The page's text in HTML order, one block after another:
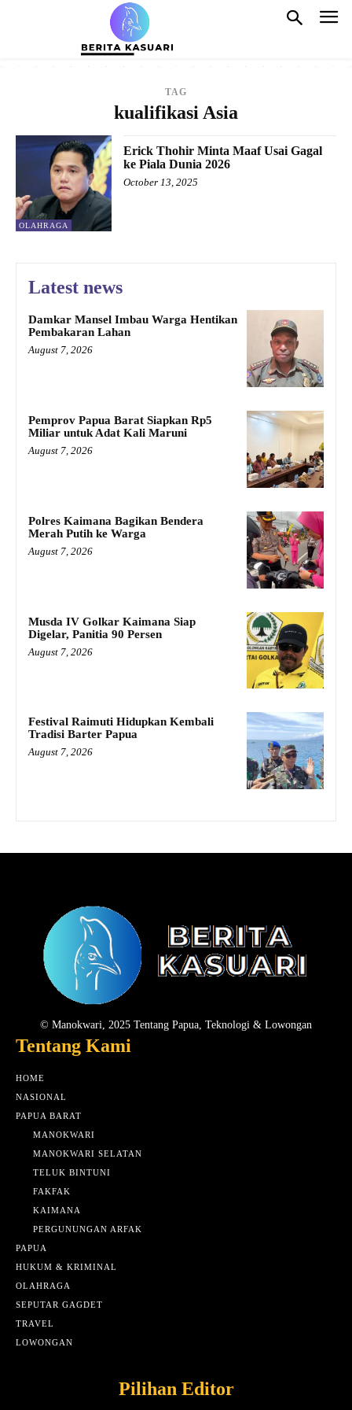
TAG
kualifikasi Asia
OLAHRAGA
Erick Thohir Minta Maaf Usai Gagal
ke Piala Dunia 2026
October 13, 2025
Latest news
Damkar Mansel Imbau Warga Hentikan
Pembakaran Lahan
August 7, 2026
Pemprov Papua Barat Siapkan Rp5
Miliar untuk Adat Kali Maruni
August 7, 2026
Polres Kaimana Bagikan Bendera
Merah Putih ke Warga
August 7, 2026
Musda IV Golkar Kaimana Siap
Digelar, Panitia 90 Persen
August 7, 2026
Festival Raimuti Hidupkan Kembali
Tradisi Barter Papua
August 7, 2026
© Manokwari, 2025 Tentang Papua, Teknologi & Lowongan
Tentang Kami
HOME
NASIONAL
PAPUA BARAT
MANOKWARI
MANOKWARI SELATAN
TELUK BINTUNI
FAKFAK
KAIMANA
PERGUNUNGAN ARFAK
PAPUA
HUKUM & KRIMINAL
OLAHRAGA
SEPUTAR GAGDET
TRAVEL
LOWONGAN
Pilihan Editor